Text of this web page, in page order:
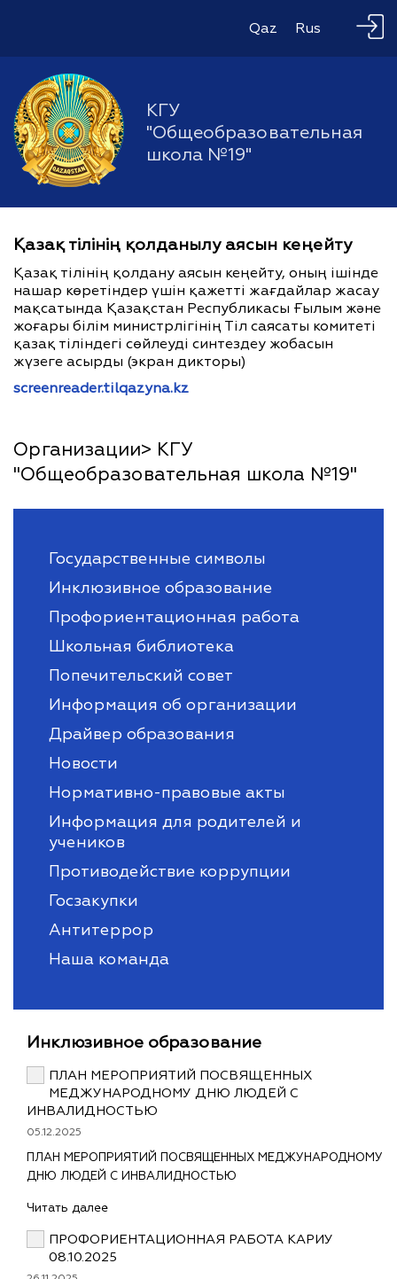
Qaz Rus
КГУ
"Общеобразовательная
школа №19"
Қазақ тілінің қолданылу аясын кеңейту
Қазақ тілінің қолдану аясын кеңейту, оның ішінде
нашар көретіндер үшін қажетті жағдайлар жасау
мақсатында Қазақстан Республикасы Ғылым және
жоғары білім министрлігінің Тіл саясаты комитеті
қазақ тіліндегі сөйлеуді синтездеу жобасын
жүзеге асырды (экран дикторы)
screenreader.tilqazyna.kz
Организации> КГУ
"Общеобразовательная школа №19"
Государственные символы
Инклюзивное образование
Профориентационная работа
Школьная библиотека
Попечительский совет
Информация об организации
Драйвер образования
Новости
Нормативно-правовые акты
Информация для родителей и
учеников
Противодействие коррупции
Госзакупки
Антитеррор
Наша команда
Инклюзивное образование
ПЛАН МЕРОПРИЯТИЙ ПОСВЯЩЕННЫХ
МЕДЖУНАРОДНОМУ ДНЮ ЛЮДЕЙ С
ИНВАЛИДНОСТЬЮ
05.12.2025
ПЛАН МЕРОПРИЯТИЙ ПОСВЯЩЕННЫХ МЕДЖУНАРОДНОМУ
ДНЮ ЛЮДЕЙ С ИНВАЛИДНОСТЬЮ
Читать далее
ПРОФОРИЕНТАЦИОННАЯ РАБОТА КАРИУ
08.10.2025